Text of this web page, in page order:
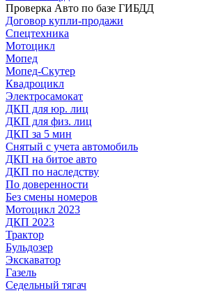
Проверка Авто по базе ГИБДД
Договор купли-продажи
Спецтехника
Мотоцикл
Мопед
Мопед-Скутер
Квадроцикл
Электросамокат
ДКП для юр. лиц
ДКП для физ. лиц
ДКП за 5 мин
Снятый с учета автомобиль
ДКП на битое авто
ДКП по наследству
По доверенности
Без смены номеров
Мотоцикл 2023
ДКП 2023
Трактор
Бульдозер
Экскаватор
Газель
Седельный тягач